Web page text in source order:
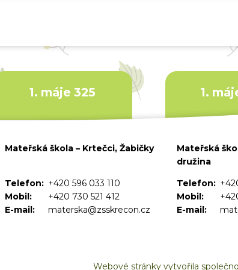
1. máje 325
Mateřská škola – Krtečci, Žabičky
Telefon: +420 596 033 110
Mobil:
+420 730 521 412
E-mail:
materska@zsskrecon.cz
1.
Mateřská
družina
Telefon:
Mobil:
E-mail:
Webové stránky vytvořila